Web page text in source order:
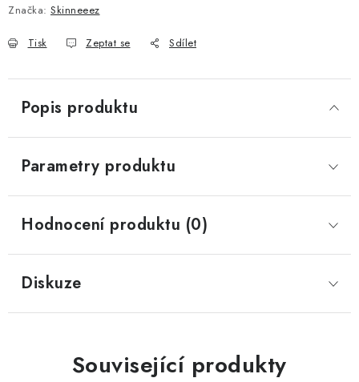
Značka: Skinneeez
Tisk Zeptat se Sdílet
Popis produktu
Parametry produktu
Hodnocení produktu (0)
Diskuze
Související produkty